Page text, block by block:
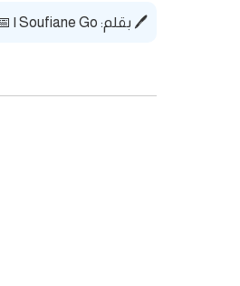
🖊️ بقلم: Soufiane Go
|
📅